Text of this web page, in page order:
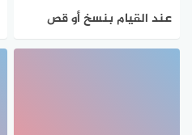
عند القيام بنسخ أو قص
النص ، فإنه لا يحتاج لـ تحديد